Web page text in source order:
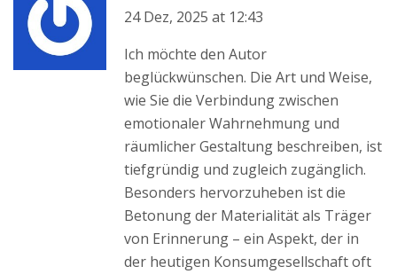
24 Dez, 2025 at 12:43
Ich möchte den Autor
beglückwünschen. Die Art und Weise,
wie Sie die Verbindung zwischen
emotionaler Wahrnehmung und
räumlicher Gestaltung beschreiben, ist
tiefgründig und zugleich zugänglich.
Besonders hervorzuheben ist die
Betonung der Materialität als Träger
von Erinnerung – ein Aspekt, der in
der heutigen Konsumgesellschaft oft